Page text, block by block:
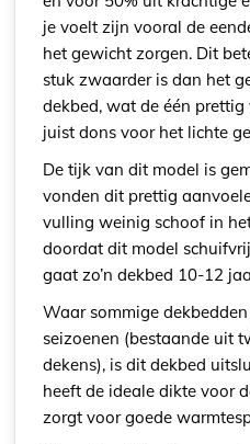
je voelt zijn vooral de
het gewicht zorgen. Dit
stuk zwaarder is dan het
dekbed, wat de één
juist dons voor het lichte
De tijk van dit model is
vonden dit prettig
vulling weinig schoof in
doordat dit model
gaat zo’n dekbed 10-12
Waar sommige
seizoenen (bestaande uit
dekens), is dit dekbed
heeft de ideale dikte voor
zorgt voor goede